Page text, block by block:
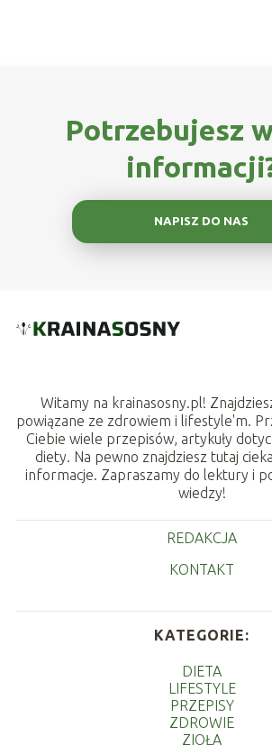
Potrzebujesz
NAPISZ DO NAS
Witamy na krainasosny.pl!
powiązane ze zdrowiem i lifestyle'm.
Ciebie wiele przepisów, artykuły
diety. Na pewno znajdziesz tutaj
informacje. Zapraszamy do lektury i
wiedzy!
REDAKCJA
KONTAKT
KATEGORIE:
DIETA
LIFESTYLE
PRZEPISY
ZDROWIE
ZIOŁA